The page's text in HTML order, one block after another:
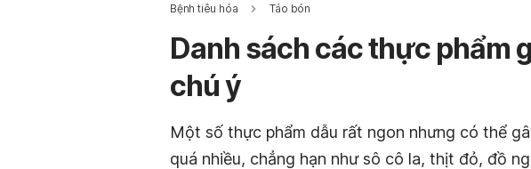
Bệnh tiêu hóa Táo bón
Danh sách các thực phẩm
chú ý
Một số thực phẩm dẫu rất ngon nhưng có thể
quá nhiều, chẳng hạn như sô cô la, thịt đỏ, đồ